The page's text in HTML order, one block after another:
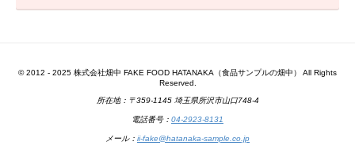
© 2012 - 2025 株式会社畑中 FAKE FOOD HATANAKA（食品サンプルの畑中） All Rights
Reserved.
所在地：〒359-1145 埼玉県所沢市山口748-4
電話番号： 04-2923-8131
メール： ii-fake@hatanaka-sample.co.jp